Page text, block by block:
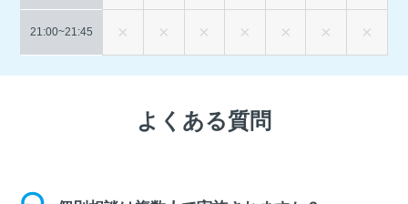
21:00~21:45
よくある質問